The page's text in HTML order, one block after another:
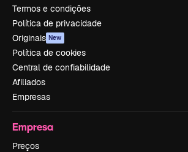
Termos e condições
Política de privacidade
Originais New
Política de cookies
Central de confiabilidade
Afiliados
Empresas
Empresa
Preços